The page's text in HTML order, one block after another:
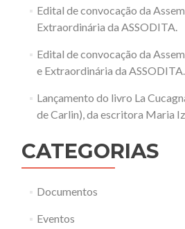
Edital de convocação da
Extraordinária da ASSODITA.
Edital de convocação da
e Extraordinária da ASSODITA.
Lançamento do livro La
de Carlin), da escritora Maria
CATEGORIAS
Documentos
Eventos